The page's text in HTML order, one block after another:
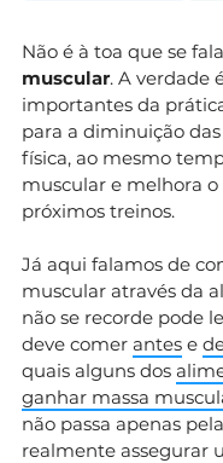
Não é à toa que se
muscular. A verdade
importantes da
para a diminuição
física, ao mesmo
muscular e melhora
próximos treinos.
Já aqui falamos de
muscular através da
não se recorde pode
deve comer antes e
quais alguns dos
ganhar massa
não passa apenas
realmente assegurar